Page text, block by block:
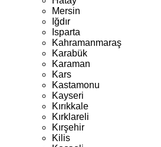
Mersin
Iğdır
Isparta
Kahramanmaraş
Karabük
Karaman
Kars
Kastamonu
Kayseri
Kırıkkale
Kırklareli
Kırşehir
Kilis